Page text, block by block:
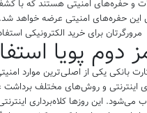
و حفره‌های امنیتی هستند که با
حفره‌های امنیتی عرضه خواهد
مرورگرتان برای خرید الکترونیکی
دوم پویا
بانکی یکی از اصلی‌ترین موارد
اینترنتی و روش‌های مختلف
می‌شود. این روز‌ها کلاه‌برداری